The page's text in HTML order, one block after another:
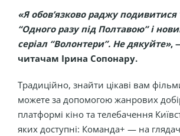
«Я обов’язково раджу подивитися
“Одного разу під Полтавою” і
серіал “Волонтери”. Не дякуйте»,
читачам Ірина Сопонару.
Традиційно, знайти цікаві вам
можете за допомогою жанрових
платформі кіно та телебачення
яких доступні: Команда+ — на